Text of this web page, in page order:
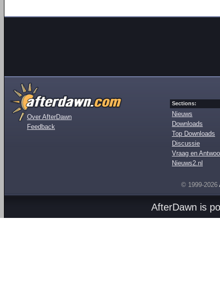
Over AfterDawn
Feedback
Sections:
Nieuws
Downloads
Top Downloads
Discussie
Vraag en
Nieuws2.nl
© 1999-2026
AfterDawn is